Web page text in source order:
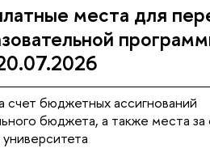
места для
счет бюджетных ассигнований
бюджета, а также места за